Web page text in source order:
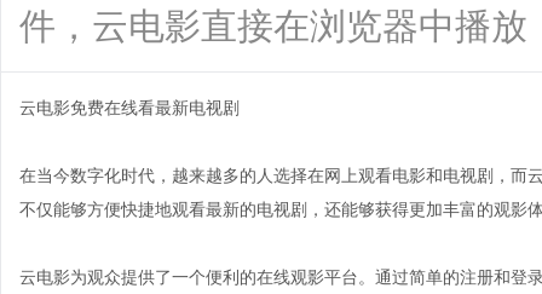
件，云电影直接在浏览器中播放
云电影免费在线看最新电视剧
在当今数字化时代，越来越多的人选择在网上观看电影和电视剧，而
不仅能够方便快捷地观看最新的电视剧，还能够获得更加丰富的观影
云电影为观众提供了一个便利的在线观影平台。通过简单的注册和登